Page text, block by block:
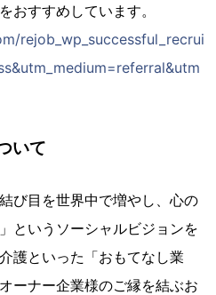
おすすめしています。
rejob_wp_successful_recrui
いて
び目を世界中で増やし、心の
というソーシャルビジョンを
護といった「おもてなし業
ーナー企業様のご縁を結ぶお